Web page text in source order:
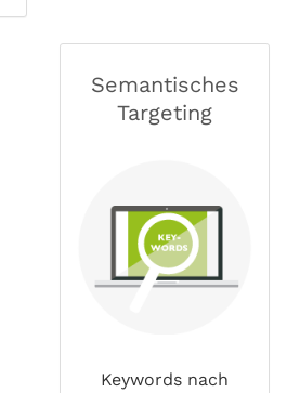
Semantisches
Targeting
Keywords nach